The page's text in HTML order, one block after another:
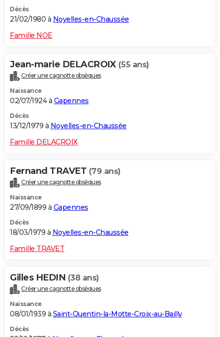
Décès
21/02/1980 à Noyelles-en-Chaussée
Famille NOE
Jean-marie DELACROIX (55 ans)
Créer une cagnotte obsèques
Naissance
02/07/1924 à Gapennes
Décès
13/12/1979 à Noyelles-en-Chaussée
Famille DELACROIX
Fernand TRAVET (79 ans)
Créer une cagnotte obsèques
Naissance
27/09/1899 à Gapennes
Décès
18/03/1979 à Noyelles-en-Chaussée
Famille TRAVET
Gilles HEDIN (38 ans)
Créer une cagnotte obsèques
Naissance
08/01/1939 à Saint-Quentin-la-Motte-Croix-au-Bailly
Décès